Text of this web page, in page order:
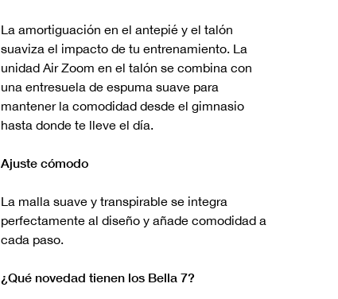
La amortiguación en el antepié y el talón
suaviza el impacto de tu entrenamiento. La
unidad Air Zoom en el talón se combina con
una entresuela de espuma suave para
mantener la comodidad desde el gimnasio
hasta donde te lleve el día.
Ajuste cómodo
La malla suave y transpirable se integra
perfectamente al diseño y añade comodidad a
cada paso.
¿Qué novedad tienen los Bella 7?